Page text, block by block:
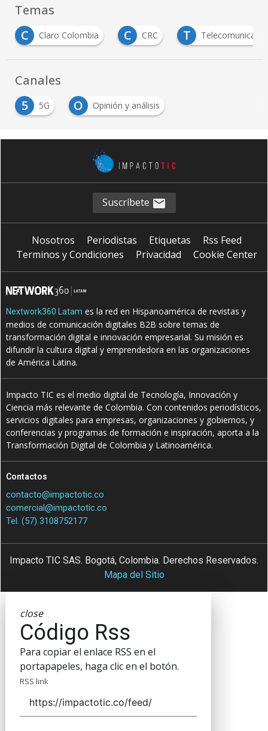
Temas
Claro Colombia C CRC T Telecomunicaciones
Canales
5
5G O Opinión y análisis
Suscríbete
Nosotros Periodistas Etiquetas
Rss Feed
Terminos y Condiciones
Privacidad Cookie Center
Nextwork360 Latam es la red en Hispanoamérica de revistas y
medios de comunicación digitales B2B sobre temas de
transformación digital e innovación empresarial. Su misión es
difundir la cultura digital y emprendedora en las organizaciones
de América Latina.
Impacto TIC es el medio digital de Tecnología, Innovación y
Ciencia más relevante de Colombia. Con contenidos periodísticos,
servicios digitales para empresas, organizaciones y gobiernos, y
conferencias y programas de formación e inspiración, aporta a la
Transformación Digital de Colombia y Latinoamérica.
Contactos
contacto@impactotic.co
comercial@impactotic.co
Tel. (57) 3108752177
Impacto TIC SAS. Bogotá, Colombia. Derechos Reservados.
Mapa del Sitio
close
Código Rss
Para copiar el enlace RSS en el
portapapeles, haga clic en el botón.
RSS link